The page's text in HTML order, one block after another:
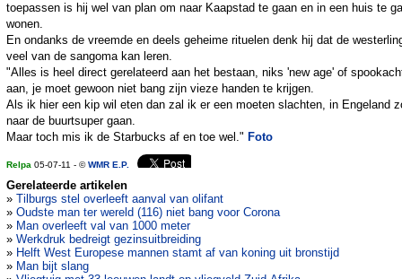
toepassen is hij wel van plan om naar Kaapstad te gaan en in een huis te
wonen.
En ondanks de vreemde en deels geheime rituelen denk hij dat de
veel van de sangoma kan leren.
"Alles is heel direct gerelateerd aan het bestaan, niks 'new age' of
aan, je moet gewoon niet bang zijn vieze handen te krijgen.
Als ik hier een kip wil eten dan zal ik er een moeten slachten, in Engeland
naar de buurtsuper gaan.
Maar toch mis ik de Starbucks af en toe wel." Foto
Relpa 05-07-11 - ©WMR E.P.
Gerelateerde artikelen
» Tilburgs stel overleeft aanval van olifant
» Oudste man ter wereld (116) niet bang voor Corona
» Man overleeft val van 1000 meter
» Werkdruk bedreigt gezinsuitbreiding
» Helft West Europese mannen stamt af van koning uit bronstijd
» Man bijt slang